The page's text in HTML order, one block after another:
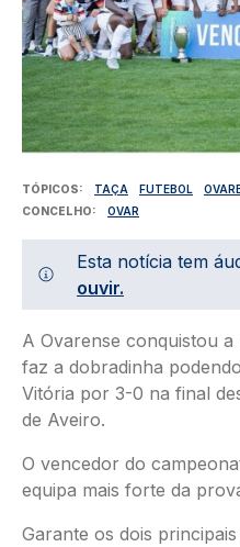
TÓPICOS TAÇA FUTEBOL
CONCELHO
OVAR
Esta notícia tem
ouvir.
A Ovarense conquistou
faz a dobradinha
Vitória por 3-0 na final
de Aveiro.
O vencedor do
equipa mais forte da
Garante os dois